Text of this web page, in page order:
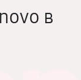
в